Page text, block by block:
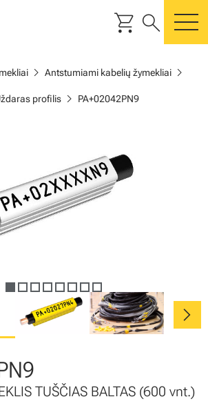
shopping_cart search
chevron_right Antstumiami kabelių žymekliaichevron_right
profilischevron_right PA+02042PN9
chevron_right
TUŠČIAS BALTAS (600 vnt.)